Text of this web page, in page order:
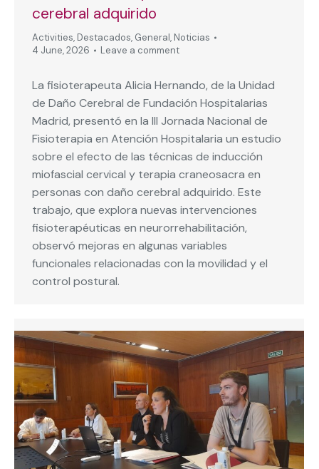
cerebral adquirido
Activities, Destacados, General, Noticias
4 June, 2026
Leave a comment
La fisioterapeuta Alicia Hernando, de la Unidad
de Daño Cerebral de Fundación Hospitalarias
Madrid, presentó en la III Jornada Nacional de
Fisioterapia en Atención Hospitalaria un estudio
sobre el efecto de las técnicas de inducción
miofascial cervical y terapia craneosacra en
personas con daño cerebral adquirido. Este
trabajo, que explora nuevas intervenciones
fisioterapéuticas en neurorrehabilitación,
observó mejoras en algunas variables
funcionales relacionadas con la movilidad y el
control postural.